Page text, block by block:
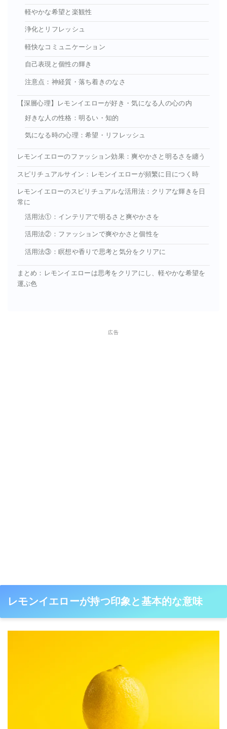
軽やかな希望と楽観性
浄化とリフレッシュ
軽快なコミュニケーション
自己表現と個性の輝き
注意点：神経質・落ち着きのなさ
【深層心理】レモンイエローが好き・気になる人の心の内
好きな人の性格：明るい・知的
気になる時の心理：希望・リフレッシュ
レモンイエローのファッション効果：爽やかさと明るさを纏う
スピリチュアルサイン：レモンイエローが頻繁に目につく時
レモンイエローのスピリチュアルな活用法：クリアな輝きを日
常に
活用法①：インテリアで明るさと爽やかさを
活用法②：ファッションで爽やかさと個性を
活用法③：瞑想や香りで思考と気分をクリアに
まとめ：レモンイエローは思考をクリアにし、軽やかな希望を
運ぶ色
広告
レモンイエローが持つ印象と基本的な意味